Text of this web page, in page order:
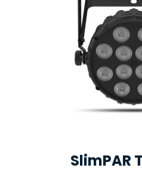
SlimPAR